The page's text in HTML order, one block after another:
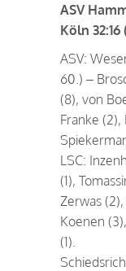
ASV
Köln 32:16
ASV:
60.) –
(8), von
Franke (2),
LSC:
(1),
Zerwas
Koenen
(1).